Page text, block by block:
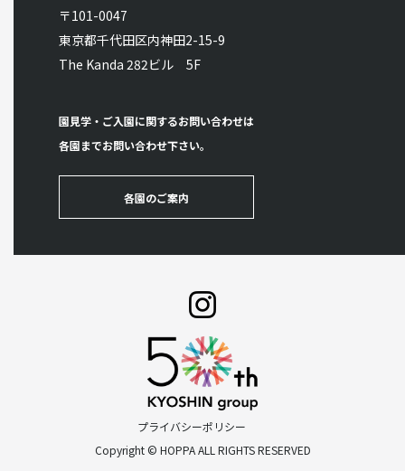
〒101-0047
東京都千代田区内神田2-15-9
The Kanda 282ビル 5F
園見学・ご入園に関するお問い合わせは
各園までお問い合わせ下さい。
各園のご案内
プライバシーポリシー
Copyright © HOPPA ALL RIGHTS RESERVED